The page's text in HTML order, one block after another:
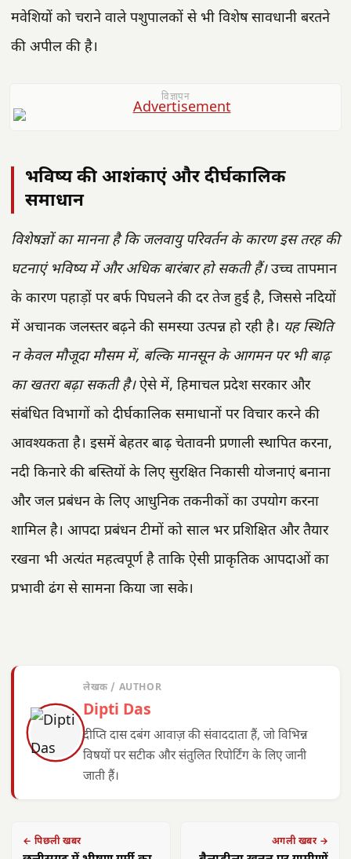
मवेशियों को चराने वाले पशुपालकों से भी विशेष सावधानी बरतने
की अपील की है।
विज्ञापन
भविष्य की आशंकाएं और दीर्घकालिक
समाधान
विशेषज्ञों का मानना है कि जलवायु परिवर्तन के कारण इस तरह की
घटनाएं भविष्य में और अधिक बारंबार हो सकती हैं।उच्च तापमान
के कारण पहाड़ों पर बर्फ पिघलने की दर तेज हुई है, जिससे नदियों
में अचानक जलस्तर बढ़ने की समस्या उत्पन्न हो रही है। यह स्थिति
न केवल मौजूदा मौसम में, बल्कि मानसून के आगमन पर भी बाढ़
का खतरा बढ़ा सकती है।ऐसे में, हिमाचल प्रदेश सरकार और
संबंधित विभागों को दीर्घकालिक समाधानों पर विचार करने की
आवश्यकता है। इसमें बेहतर बाढ़ चेतावनी प्रणाली स्थापित करना,
नदी किनारे की बस्तियों के लिए सुरक्षित निकासी योजनाएं बनाना
और जल प्रबंधन के लिए आधुनिक तकनीकों का उपयोग करना
शामिल है। आपदा प्रबंधन टीमों को साल भर प्रशिक्षित और तैयार
रखना भी अत्यंत महत्वपूर्ण है ताकि ऐसी प्राकृतिक आपदाओं का
प्रभावी ढंग से सामना किया जा सके।
लेखक / AUTHOR
Dipti Das
दीप्ति दास दबंग आवाज़ की संवाददाता हैं, जो विभिन्न
विषयों पर सटीक और संतुलित रिपोर्टिंग के लिए जानी
जाती हैं।
← पिछली खबर अगली खबर →